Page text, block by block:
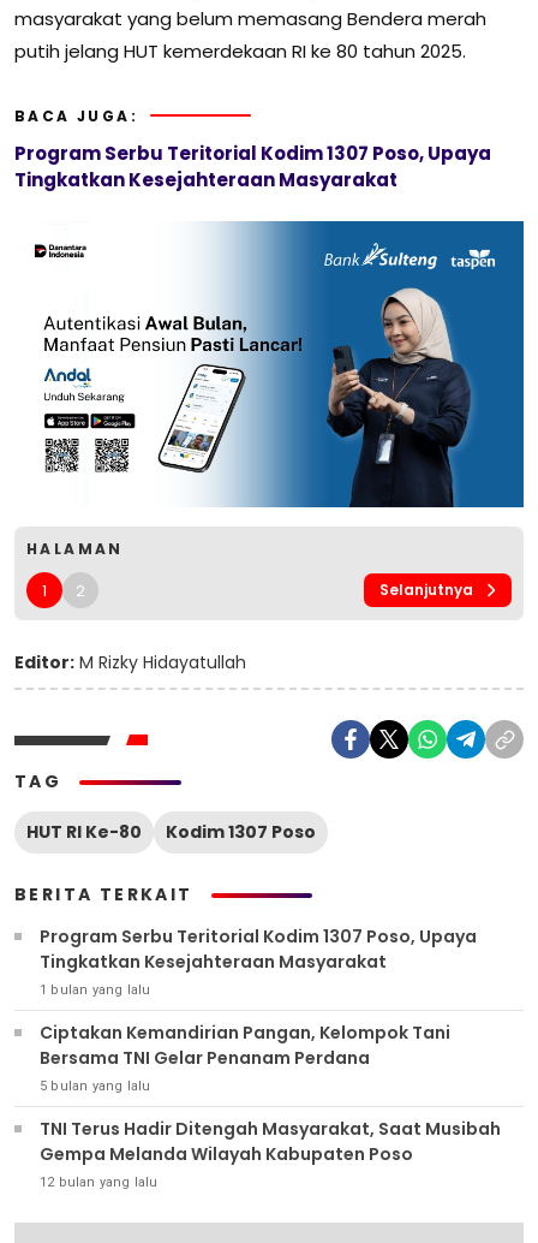
masyarakat yang belum memasang Bendera merah
putih jelang HUT kemerdekaan RI ke 80 tahun 2025.
BACA JUGA:
Program Serbu Teritorial Kodim 1307 Poso, Upaya
Tingkatkan Kesejahteraan Masyarakat
HALAMAN
1 2 Selanjutnya
Editor: M Rizky Hidayatullah
TAG
HUT RI Ke-80 Kodim 1307 Poso
BERITA TERKAIT
Program Serbu Teritorial Kodim 1307 Poso, Upaya
Tingkatkan Kesejahteraan Masyarakat
1 bulan yang lalu
Ciptakan Kemandirian Pangan, Kelompok Tani
Bersama TNI Gelar Penanam Perdana
5 bulan yang lalu
TNI Terus Hadir Ditengah Masyarakat, Saat Musibah
Gempa Melanda Wilayah Kabupaten Poso
12 bulan yang lalu